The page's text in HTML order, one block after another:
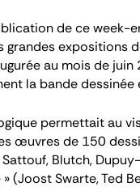
de ce week-
grandes expositions
au mois de
la bande dessinée
permettait au
œuvres de 150
Blutch,
(Joost Swarte, Ted